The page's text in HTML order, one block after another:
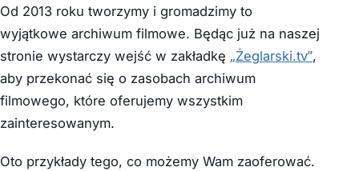
Od 2013 roku tworzymy i gromadzimy to
wyjątkowe archiwum filmowe. Będąc już na naszej
stronie wystarczy wejść w zakładkę „Żeglarski.tv”,
aby przekonać się o zasobach archiwum
filmowego, które oferujemy wszystkim
zainteresowanym.
Oto przykłady tego, co możemy Wam zaoferować.